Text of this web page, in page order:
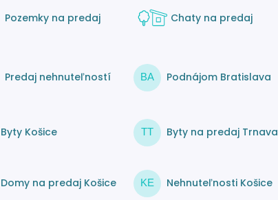
Pozemky na predaj Chaty na predaj
Predaj nehnuteľností BA Podnájom Bratislava
Byty Košice TT Byty na predaj Trnava
Domy na predaj Košice KE Nehnuteľnosti Košice